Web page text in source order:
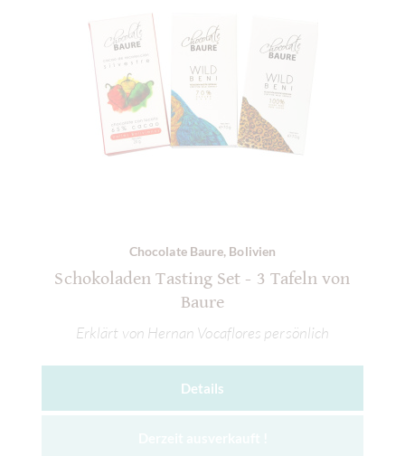
Chocolate Baure, Bolivien
Schokoladen Tasting Set - 3 Tafeln von
Baure
Erklärt von Hernan Vocaflores persönlich
Details